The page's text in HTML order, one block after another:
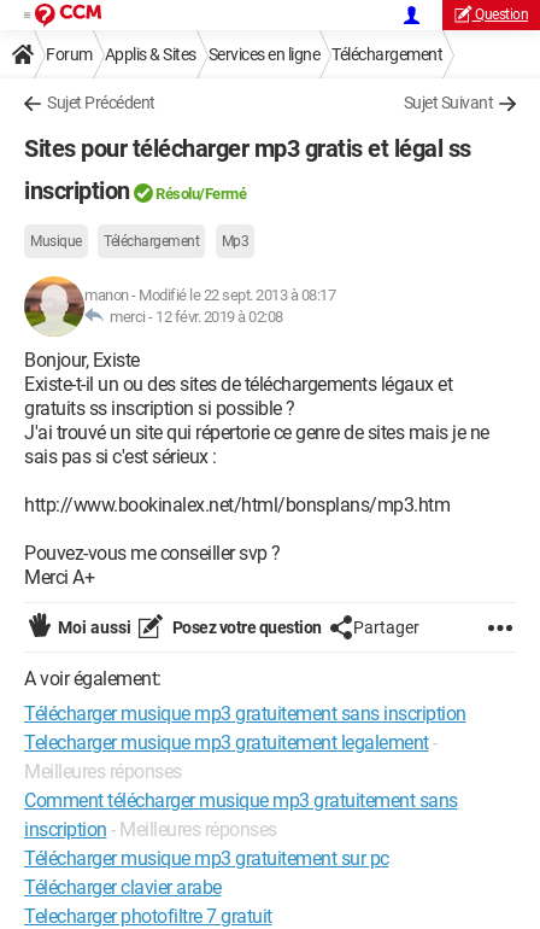
Question
Forum Applis & Sites Services en ligne Téléchargement
Sujet Précédent Sujet Suivant
Sites pour télécharger mp3 gratis et légal ss
inscription
Résolu/Fermé
Musique Téléchargement Mp3
manon- Modifié le 22 sept. 2013 à 08:17
merci - 12 févr. 2019 à 02:08
Bonjour, Existe
Existe-t-il un ou des sites de téléchargements légaux et
gratuits ss inscription si possible ?
J'ai trouvé un site qui répertorie ce genre de sites mais je ne
sais pas si c'est sérieux :
http://www.bookinalex.net/html/bonsplans/mp3.htm
Pouvez-vous me conseiller svp ?
Merci A+
Moi aussi Posez votre question Partager
A voir également:
Télécharger musique mp3 gratuitement sans inscription
Telecharger musique mp3 gratuitement legalement-
Meilleures réponses
Comment télécharger musique mp3 gratuitement sans
inscription - Meilleures réponses
Télécharger musique mp3 gratuitement sur pc
Télécharger clavier arabe
Telecharger photofiltre 7 gratuit